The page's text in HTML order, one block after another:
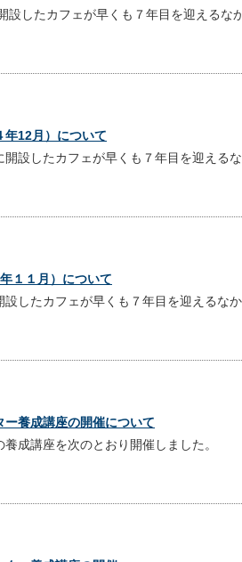
したカフェが早くも７年目を迎えるなか
年12月）について
設したカフェが早くも７年目を迎えるな
１１月）について
したカフェが早くも７年目を迎えるな
ー養成講座の開催について
成講座を次のとおり開催しました。